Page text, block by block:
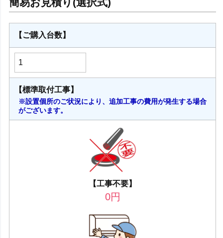
【ご購入台数】
【標準取付工事】
※設置個所のご状況により、追加工事の費用が発生する場合
がございます。
【工事不要】
0円